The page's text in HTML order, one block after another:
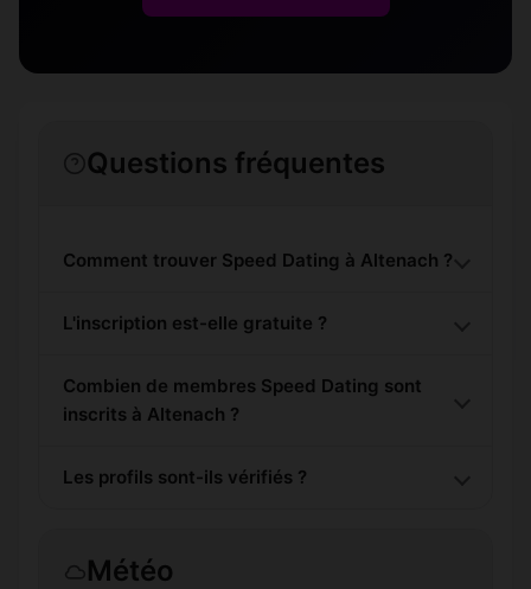
Questions fréquentes
Comment trouver Speed Dating à Altenach ?
L'inscription est-elle gratuite ?
Combien de membres Speed Dating sont
inscrits à Altenach ?
Les profils sont-ils vérifiés ?
Météo